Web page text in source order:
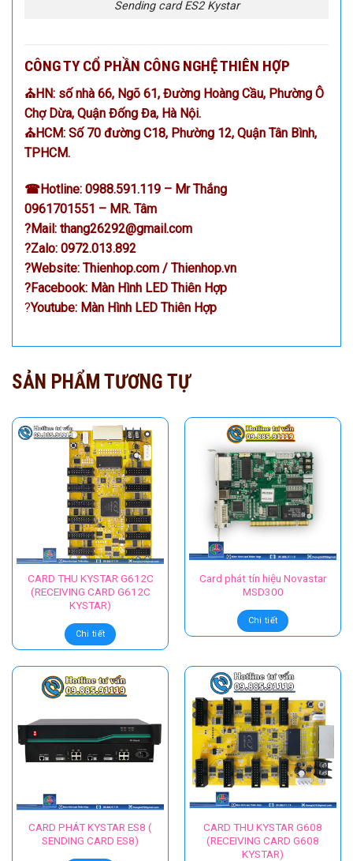
Sending card ES2 Kystar
CÔNG TY CỔ PHẦN CÔNG NGHỆ THIÊN HỢP
⛪HN: số nhà 66, Ngõ 61, Đường Hoàng Cầu, Phường Ô
Chợ Dừa, Quận Đống Đa, Hà Nội.
⛪HCM: Số 70 đường C18, Phường 12, Quận Tân Bình,
TPHCM.
☎Hotline: 0988.591.119 – Mr Thắng
0961701551 – MR. Tâm
?Mail: thang26292@gmail.com
?Zalo: 0972.013.892
?Website: Thienhop.com / Thienhop.vn
?Facebook: Màn Hình LED Thiên Hợp
?Youtube: Màn Hình LED Thiên Hợp
SẢN PHẨM TƯƠNG TỰ
CARD THU KYSTAR G612C
(RECEIVING CARD G612C
KYSTAR)
Chi tiết
Card phát tín hiệu Novastar
MSD300
Chi tiết
CARD PHÁT KYSTAR ES8 (
SENDING CARD ES8)
CARD THU KYSTAR G608
(RECEIVING CARD G608
KYSTAR)